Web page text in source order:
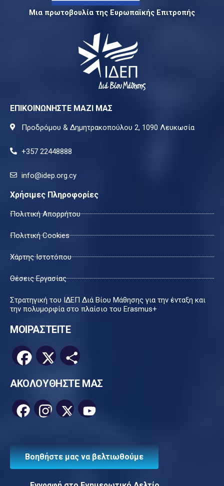
Μια πρωτοβουλία της Ευρωπαϊκής Επιτροπής
ΕΠΙΚΟΙΝΩΝΗΣΤΕ ΜΑΖΙ ΜΑΣ
Προδρόμου & Δημητρακοπούλου 2, 1090 Λευκωσία
+357 22448888
info@idep.org.cy
Χρήσιμες Πληροφορίες
Πολιτική Απορρήτου
Πολιτική Cookies
Χάρτης Ιστοτόπου
Θέσεις Εργασίας
Στρατηγική του ΙΔΕΠ Διά Βίου Μάθησης για την ένταξη και
την πολυμορφία στο πλαίσιο του Erasmus+
ΜΟΙΡΑΣΤΕΙΤΕ
Facebook
X
ΑΚΟΛΟΥΘΗΣΤΕ ΜΑΣ
FacebookInstagram
X
Βοηθήστε μας να βελτιωθούμε